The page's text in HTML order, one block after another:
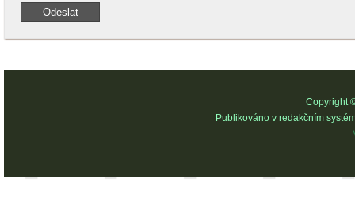
Copyright
Publikováno v redakčním